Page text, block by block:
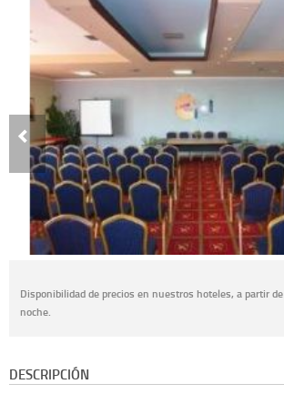
Disponibilidad de precios en nuestros hoteles, a partir de
noche.
DESCRIPCIÓN